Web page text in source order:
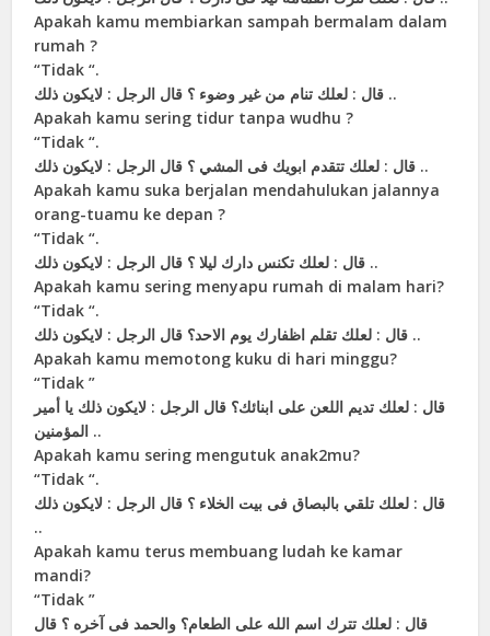
Apakah kamu membiarkan sampah bermalam dalam
rumah ?
“Tidak “.
ﻗﺎﻝ : ﻟﻌﻠﻚ ﺗﻨﺎﻡ ﻣﻦ ﻏﻴﺮ ﻭﺿﻮﺀ ؟ ﻗﺎﻝ ﺍﻟﺮﺟﻞ : ﻻﻳﻜﻮﻥ ﺫﻟﻚ ..
Apakah kamu sering tidur tanpa wudhu ?
“Tidak “.
ﻗﺎﻝ : ﻟﻌﻠﻚ ﺗﺘﻘﺪﻡ ﺍﺑﻮﻳﻚ ﻓﻰ ﺍﻟﻤﺸﻲ ؟ ﻗﺎﻝ ﺍﻟﺮﺟﻞ : ﻻﻳﻜﻮﻥ ﺫﻟﻚ ..
Apakah kamu suka berjalan mendahulukan jalannya
orang-tuamu ke depan ?
“Tidak “.
ﻗﺎﻝ : ﻟﻌﻠﻚ ﺗﻜﻨﺲ ﺩﺍﺭﻙ ﻟﻴﻼ ؟ ﻗﺎﻝ ﺍﻟﺮﺟﻞ : ﻻﻳﻜﻮﻥ ﺫﻟﻚ ..
Apakah kamu sering menyapu rumah di malam hari?
“Tidak “.
ﻗﺎﻝ : ﻟﻌﻠﻚ ﺗﻘﻠﻢ ﺍﻇﻔﺎﺭﻙ ﻳﻮﻡ ﺍﻻﺣﺪ؟ ﻗﺎﻝ ﺍﻟﺮﺟﻞ : ﻻﻳﻜﻮﻥ ﺫﻟﻚ ..
Apakah kamu memotong kuku di hari minggu?
“Tidak ”
ﻗﺎﻝ : ﻟﻌﻠﻚ ﺗﺪﻳﻢ ﺍﻟﻠﻌﻦ ﻋﻠﻰ ﺍﺑﻨﺎﺋﻚ؟ ﻗﺎﻝ ﺍﻟﺮﺟﻞ : ﻻﻳﻜﻮﻥ ﺫﻟﻚ ﻳﺎ ﺃﻣﻴﺮ
ﺍﻟﻤﺆﻣﻨﻴﻦ ..
Apakah kamu sering mengutuk anak2mu?
“Tidak “.
ﻗﺎﻝ : ﻟﻌﻠﻚ ﺗﻠﻘﻲ ﺑﺎﻟﺒﺼﺎﻕ ﻓﻰ ﺑﻴﺖ ﺍﻟﺨﻼﺀ ؟ ﻗﺎﻝ ﺍﻟﺮﺟﻞ : ﻻﻳﻜﻮﻥ ﺫﻟﻚ
..
Apakah kamu terus membuang ludah ke kamar
mandi?
“Tidak ”
ﻗﺎﻝ : ﻟﻌﻠﻚ ﺗﺘﺮﻙ ﺍﺳﻢ ﺍﻟﻠﻪ ﻋﻠﻰ ﺍﻟﻄﻌﺎﻡ؟ ﻭﺍﻟﺤﻤﺪ ﻓﻰ ﺁﺧﺮﻩ ؟ ﻗﺎﻝ